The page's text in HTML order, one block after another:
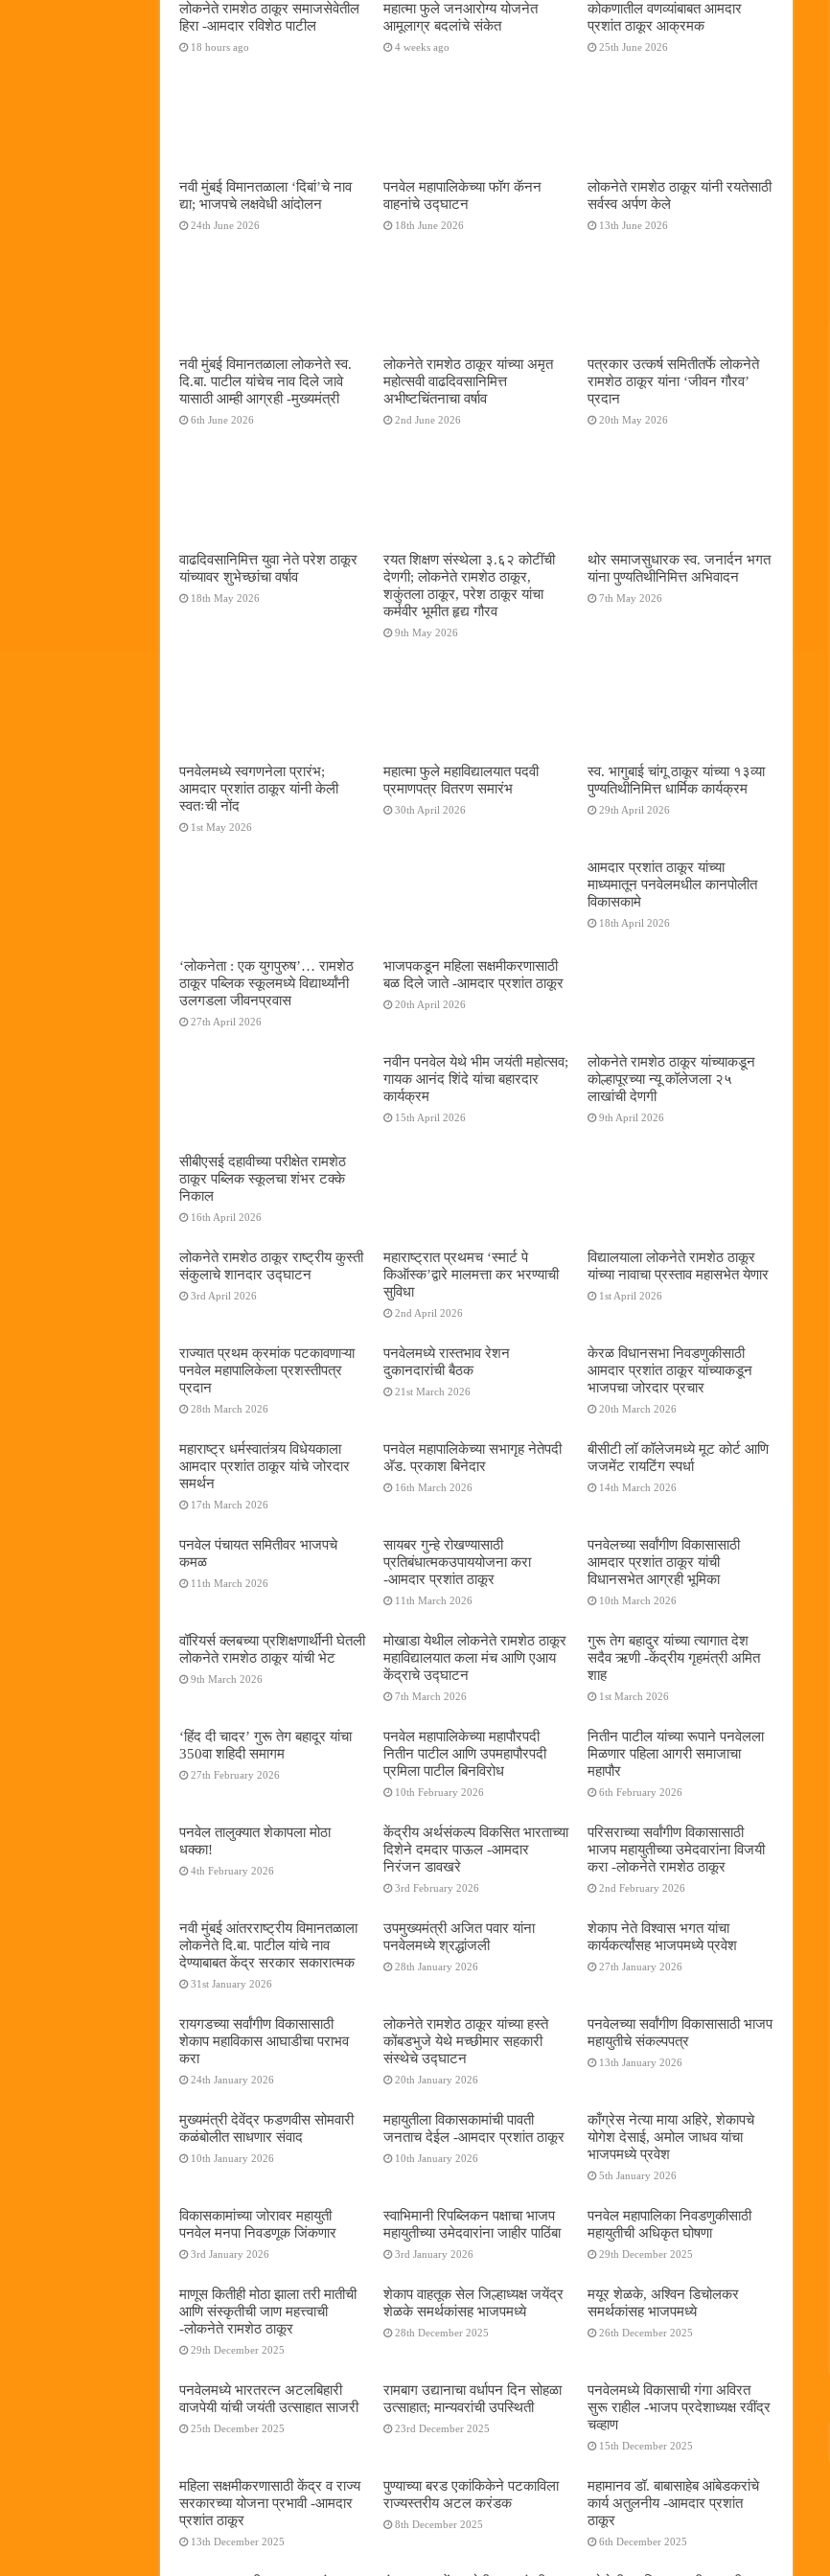
लोकनेते रामशेठ ठाकूर समाजसेवेतील
हिरा -आमदार रविशेठ पाटील
18 hours ago
महात्मा फुले जनआरोग्य योजनेत
आमूलाग्र बदलांचे संकेत
4 weeks ago
कोकणातील वणव्यांबाबत आमदार
प्रशांत ठाकूर आक्रमक
25th June 2026
नवी मुंबई विमानतळाला ‌‘दिबां‌’चे नाव
द्या; भाजपचे लक्षवेधी आंदोलन
24th June 2026
पनवेल महापालिकेच्या फॉग कॅनन
वाहनांचे उद्घाटन
18th June 2026
लोकनेते रामशेठ ठाकूर यांनी रयतेसाठी
सर्वस्व अर्पण केले
13th June 2026
नवी मुंबई विमानतळाला लोकनेते स्व.
दि.बा. पाटील यांचेच नाव दिले जावे
यासाठी आम्ही आग्रही -मुख्यमंत्री
6th June 2026
लोकनेते रामशेठ ठाकूर यांच्या अमृत
महोत्सवी वाढदिवसानिमित्त
अभीष्टचिंतनाचा वर्षाव
2nd June 2026
पत्रकार उत्कर्ष समितीतर्फे लोकनेते
रामशेठ ठाकूर यांना ‌‘जीवन गौरव‌’
प्रदान
20th May 2026
वाढदिवसानिमित्त युवा नेते परेश ठाकूर
यांच्यावर शुभेच्छांचा वर्षाव
18th May 2026
रयत शिक्षण संस्थेला ३.६२ कोटींची
देणगी; लोकनेते रामशेठ ठाकूर,
शकुंतला ठाकूर, परेश ठाकूर यांचा
कर्मवीर भूमीत हृद्य गौरव
9th May 2026
थोर समाजसुधारक स्व. जनार्दन भगत
यांना पुण्यतिथीनिमित्त अभिवादन
7th May 2026
पनवेलमध्ये स्वगणनेला प्रारंभ;
आमदार प्रशांत ठाकूर यांनी केली
स्वतःची नोंद
1st May 2026
महात्मा फुले महाविद्यालयात पदवी
प्रमाणपत्र वितरण समारंभ
30th April 2026
स्व. भागुबाई चांगू ठाकूर यांच्या १३व्या
पुण्यतिथीनिमित्त धार्मिक कार्यक्रम
29th April 2026
‌‘लोकनेता : एक युगपुरुष‌’… रामशेठ
ठाकूर पब्लिक स्कूलमध्ये विद्यार्थ्यांनी
उलगडला जीवनप्रवास
27th April 2026
भाजपकडून महिला सक्षमीकरणासाठी
बळ दिले जाते -आमदार प्रशांत ठाकूर
20th April 2026
आमदार प्रशांत ठाकूर यांच्या
माध्यमातून पनवेलमधील कानपोलीत
विकासकामे
18th April 2026
सीबीएसई दहावीच्या परीक्षेत रामशेठ
ठाकूर पब्लिक स्कूलचा शंभर टक्के
निकाल
16th April 2026
नवीन पनवेल येथे भीम जयंती महोत्सव;
गायक आनंद शिंदे यांचा बहारदार
कार्यक्रम
15th April 2026
लोकनेते रामशेठ ठाकूर यांच्याकडून
कोल्हापूरच्या न्यू कॉलेजला २५
लाखांची देणगी
9th April 2026
लोकनेते रामशेठ ठाकूर राष्ट्रीय कुस्ती
संकुलाचे शानदार उद्घाटन
3rd April 2026
महाराष्ट्रात प्रथमच ‌‘स्मार्ट पे
किऑस्क‌’द्वारे मालमत्ता कर भरण्याची
सुविधा
2nd April 2026
विद्यालयाला लोकनेते रामशेठ ठाकूर
यांच्या नावाचा प्रस्ताव महासभेत येणार
1st April 2026
राज्यात प्रथम क्रमांक पटकावणाऱ्या
पनवेल महापालिकेला प्रशस्तीपत्र
प्रदान
28th March 2026
पनवेलमध्ये रास्तभाव रेशन
दुकानदारांची बैठक
21st March 2026
केरळ विधानसभा निवडणुकीसाठी
आमदार प्रशांत ठाकूर यांच्याकडून
भाजपचा जोरदार प्रचार
20th March 2026
महाराष्ट्र धर्मस्वातंत्र्य विधेयकाला
आमदार प्रशांत ठाकूर यांचे जोरदार
समर्थन
17th March 2026
पनवेल महापालिकेच्या सभागृह नेतेपदी
अ‍ॅड. प्रकाश बिनेदार
16th March 2026
बीसीटी लॉ कॉलेजमध्ये मूट कोर्ट आणि
जजमेंट रायटिंग स्पर्धा
14th March 2026
पनवेल पंचायत समितीवर भाजपचे
कमळ
11th March 2026
सायबर गुन्हे रोखण्यासाठी
प्रतिबंधात्मकउपाययोजना करा
-आमदार प्रशांत ठाकूर
11th March 2026
पनवेलच्या सर्वांगीण विकासासाठी
आमदार प्रशांत ठाकूर यांची
विधानसभेत आग्रही भूमिका
10th March 2026
वॉरियर्स क्लबच्या प्रशिक्षणार्थींनी घेतली
लोकनेते रामशेठ ठाकूर यांची भेट
9th March 2026
मोखाडा येथील लोकनेते रामशेठ ठाकूर
महाविद्यालयात कला मंच आणि एआय
केंद्राचे उद्घाटन
7th March 2026
गुरू तेग बहादुर यांच्या त्यागात देश
सदैव ऋणी -केंद्रीय गृहमंत्री अमित
शाह
1st March 2026
‘हिंद दी चादर’ गुरू तेग बहादूर यांचा
350वा शहिदी समागम
27th February 2026
पनवेल महापालिकेच्या महापौरपदी
नितीन पाटील आणि उपमहापौरपदी
प्रमिला पाटील बिनविरोध
10th February 2026
नितीन पाटील यांच्या रूपाने पनवेलला
मिळणार पहिला आगरी समाजाचा
महापौर
6th February 2026
पनवेल तालुक्यात शेकापला मोठा
धक्का!
4th February 2026
केंद्रीय अर्थसंकल्प विकसित भारताच्या
दिशेने दमदार पाऊल -आमदार
निरंजन डावखरे
3rd February 2026
परिसराच्या सर्वांगीण विकासासाठी
भाजप महायुतीच्या उमेदवारांना विजयी
करा -लोकनेते रामशेठ ठाकूर
2nd February 2026
नवी मुंबई आंतरराष्ट्रीय विमानतळाला
लोकनेते दि.बा. पाटील यांचे नाव
देण्याबाबत केंद्र सरकार सकारात्मक
31st January 2026
उपमुख्यमंत्री अजित पवार यांना
पनवेलमध्ये श्रद्धांजली
28th January 2026
शेकाप नेते विश्वास भगत यांचा
कार्यकर्त्यांसह भाजपमध्ये प्रवेश
27th January 2026
रायगडच्या सर्वांगीण विकासासाठी
शेकाप महाविकास आघाडीचा पराभव
करा
24th January 2026
लोकनेते रामशेठ ठाकूर यांच्या हस्ते
कोंबडभुजे येथे मच्छीमार सहकारी
संस्थेचे उद्घाटन
20th January 2026
पनवेलच्या सर्वांगीण विकासासाठी भाजप
महायुतीचे संकल्पपत्र
13th January 2026
मुख्यमंत्री देवेंद्र फडणवीस सोमवारी
कळंबोलीत साधणार संवाद
10th January 2026
महायुतीला विकासकामांची पावती
जनताच देईल -आमदार प्रशांत ठाकूर
10th January 2026
काँग्रेस नेत्या माया अहिरे, शेकापचे
योगेश देसाई, अमोल जाधव यांचा
भाजपमध्ये प्रवेश
5th January 2026
विकासकामांच्या जोरावर महायुती
पनवेल मनपा निवडणूक जिंकणार
3rd January 2026
स्वाभिमानी रिपब्लिकन पक्षाचा भाजप
महायुतीच्या उमेदवारांना जाहीर पाठिंबा
3rd January 2026
पनवेल महापालिका निवडणुकीसाठी
महायुतीची अधिकृत घोषणा
29th December 2025
माणूस कितीही मोठा झाला तरी मातीची
आणि संस्कृतीची जाण महत्त्वाची
-लोकनेते रामशेठ ठाकूर
29th December 2025
शेकाप वाहतूक सेल जिल्हाध्यक्ष जयेंद्र
शेळके समर्थकांसह भाजपमध्ये
28th December 2025
मयूर शेळके, अश्विन डिचोलकर
समर्थकांसह भाजपमध्ये
26th December 2025
पनवेलमध्ये भारतरत्न अटलबिहारी
वाजपेयी यांची जयंती उत्साहात साजरी
25th December 2025
रामबाग उद्यानाचा वर्धापन दिन सोहळा
उत्साहात; मान्यवरांची उपस्थिती
23rd December 2025
पनवेलमध्ये विकासाची गंगा अविरत
सुरू राहील -भाजप प्रदेशाध्यक्ष रवींद्र
चव्हाण
15th December 2025
महिला सक्षमीकरणासाठी केंद्र व राज्य
सरकारच्या योजना प्रभावी -आमदार
प्रशांत ठाकूर
13th December 2025
पुण्याच्या बरड एकांकिकेने पटकाविला
राज्यस्तरीय अटल करंडक
8th December 2025
महामानव डॉ. बाबासाहेब आंबेडकरांचे
कार्य अतुलनीय -आमदार प्रशांत
ठाकूर
6th December 2025